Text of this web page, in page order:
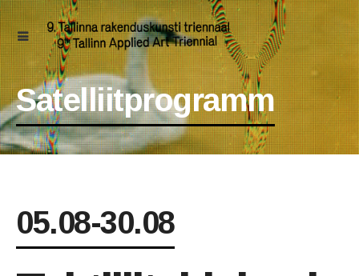
Satelliitprogramm
05.08-30.08